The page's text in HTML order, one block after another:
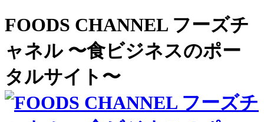
FOODS CHANNEL フーズチ
ャネル 〜食ビジネスのポー
タルサイト〜